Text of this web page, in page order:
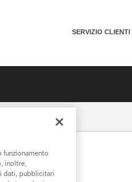
SERVIZIO CLIENTI
funzionamento
inoltre,
dati, pubblicitari